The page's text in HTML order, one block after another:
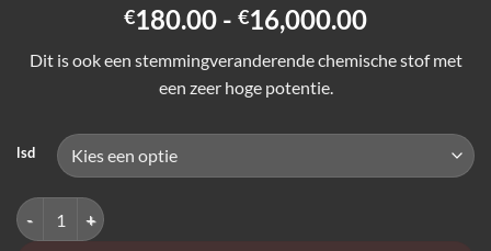
€180.00 - €16,000.00
tot
Dit is ook een stemmingveranderende chemische stof met
een zeer hoge potentie.
lsd
Koop LSD-vloeistof 300µg online aantal